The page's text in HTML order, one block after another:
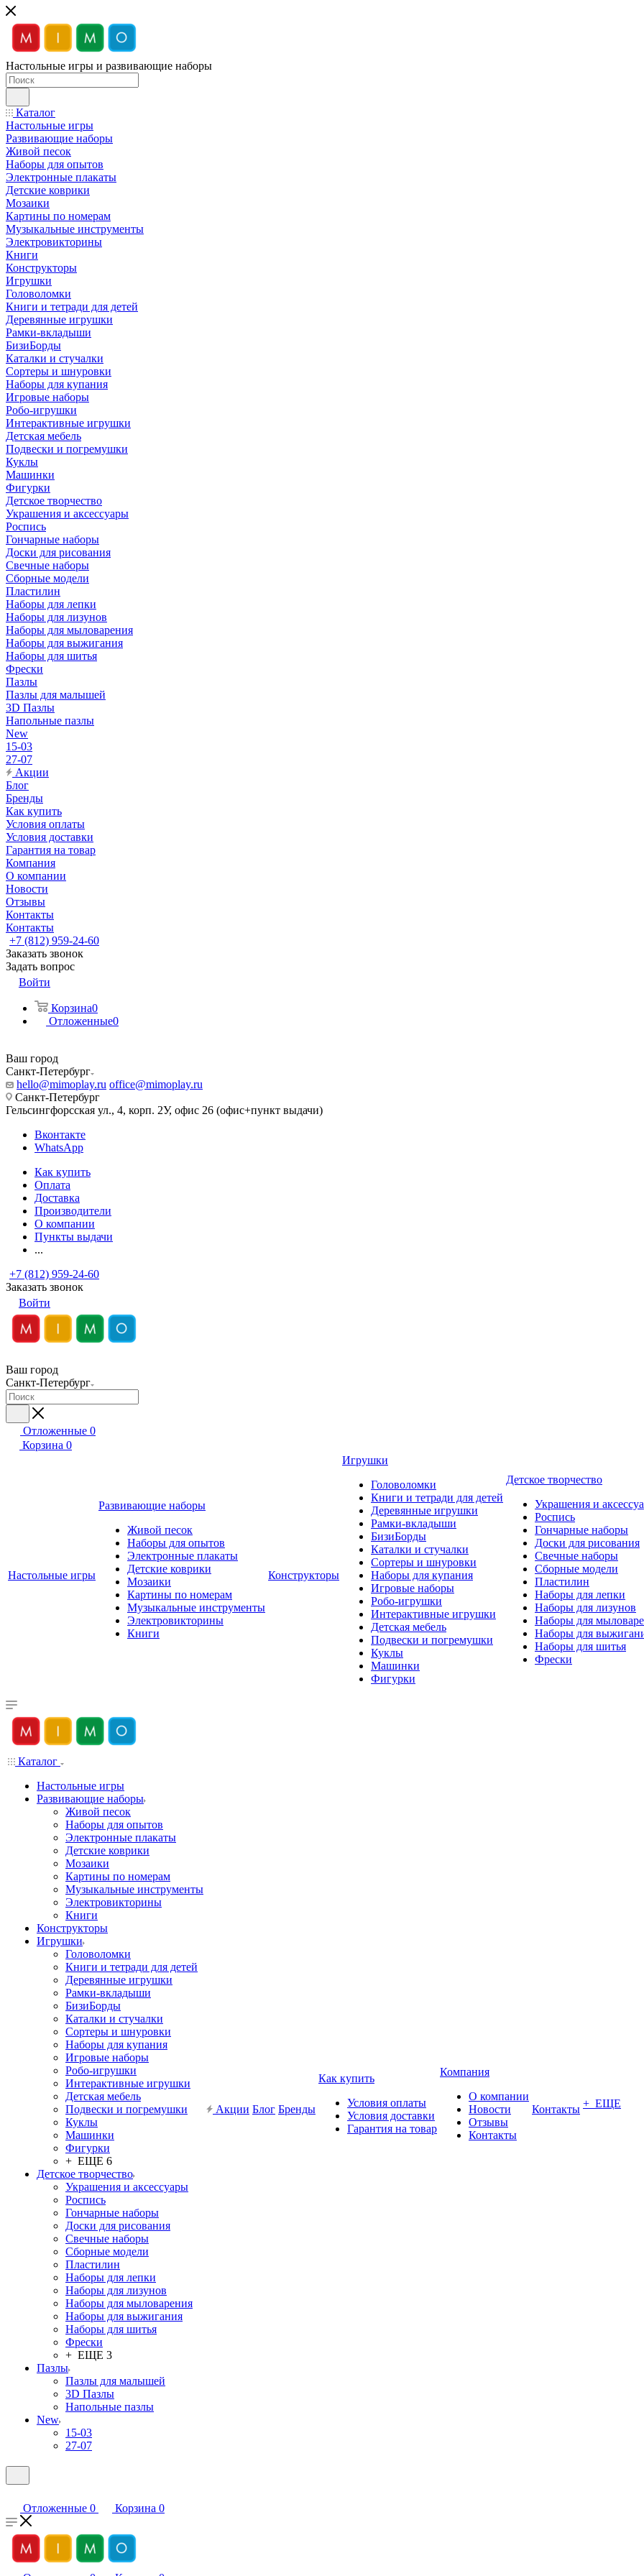
Настольные игры и развивающие наборы
Каталог
Настольные игры
Развивающие наборы
Живой песок
Наборы для опытов
Электронные плакаты
Детские коврики
Мозаики
Картины по номерам
Музыкальные инструменты
Электровикторины
Книги
Конструкторы
Игрушки
Головоломки
Книги и тетради для детей
Деревянные игрушки
Рамки-вкладыши
БизиБорды
Каталки и стучалки
Сортеры и шнуровки
Наборы для купания
Игровые наборы
Робо-игрушки
Интерактивные игрушки
Детская мебель
Подвески и погремушки
Куклы
Машинки
Фигурки
Детское творчество
Украшения и аксессуары
Роспись
Гончарные наборы
Доски для рисования
Свечные наборы
Сборные модели
Пластилин
Наборы для лепки
Наборы для лизунов
Наборы для мыловарения
Наборы для выжигания
Наборы для шитья
Фрески
Пазлы
Пазлы для малышей
3D Пазлы
Напольные пазлы
New
15-03
27-07
Акции
Блог
Бренды
Как купить
Условия оплаты
Условия доставки
Гарантия на товар
Компания
О компании
Новости
Отзывы
Контакты
Контакты
+7 (812) 959-24-60
Заказать звонок
Задать вопрос
Войти
Корзина0
Отложенные0
Ваш город
Санкт-Петербург
hello@mimoplay.ru office@mimoplay.ru
Санкт-Петербург
Гельсингфорсская ул., 4, корп. 2У, офис 26 (офис+пункт выдачи)
Вконтакте
WhatsApp
Как купить
Оплата
Доставка
Производители
О компании
Пункты выдачи
...
+7 (812) 959-24-60
Заказать звонок
Войти
Ваш город
Санкт-Петербург
Отложенные 0
Корзина 0
Настольные игры
Развивающие наборы
Живой песок
Наборы для опытов
Электронные плакаты
Детские коврики
Мозаики
Картины по номерам
Музыкальные инструменты
Электровикторины
Книги
Конструкторы
Игрушки
Головоломки
Книги и тетради для детей
Деревянные игрушки
Рамки-вкладыши
БизиБорды
Каталки и стучалки
Сортеры и шнуровки
Наборы для купания
Игровые наборы
Робо-игрушки
Интерактивные игрушки
Детская мебель
Подвески и погремушки
Куклы
Машинки
Фигурки
Детское творчество
Украшения и
Роспись
Гончарные наборы
Доски для рисования
Свечные наборы
Сборные модели
Пластилин
Наборы для лепки
Наборы для лизунов
Наборы для
Наборы для
Наборы для шитья
Фрески
Каталог
Настольные игры
Развивающие наборы
Живой песок
Наборы для опытов
Электронные плакаты
Детские коврики
Мозаики
Картины по номерам
Музыкальные инструменты
Электровикторины
Книги
Конструкторы
Игрушки
Головоломки
Книги и тетради для детей
Деревянные игрушки
Рамки-вкладыши
БизиБорды
Каталки и стучалки
Сортеры и шнуровки
Наборы для купания
Игровые наборы
Робо-игрушки
Интерактивные игрушки
Детская мебель
Подвески и погремушки
Куклы
Машинки
Фигурки
+ ЕЩЕ 6
Детское творчество
Украшения и аксессуары
Роспись
Гончарные наборы
Доски для рисования
Свечные наборы
Сборные модели
Пластилин
Наборы для лепки
Наборы для лизунов
Наборы для мыловарения
Наборы для выжигания
Наборы для шитья
Фрески
+ ЕЩЕ 3
Пазлы
Пазлы для малышей
3D Пазлы
Напольные пазлы
New
15-03
27-07
Акции Блог Бренды
Как купить
Условия оплаты
Условия доставки
Гарантия на товар
Компания
О компании
Новости
Отзывы
Контакты
Контакты + ЕЩЕ
Отложенные 0 Корзина 0